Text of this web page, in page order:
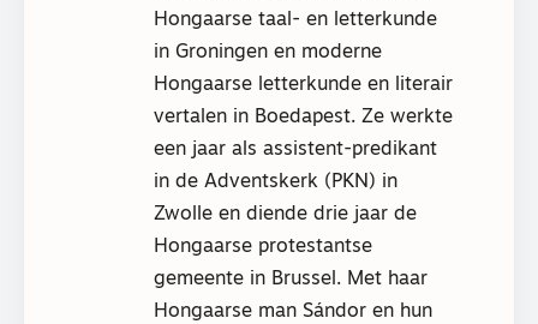
Hongaarse taal- en letterkunde
in Groningen en moderne
Hongaarse letterkunde en literair
vertalen in Boedapest. Ze werkte
een jaar als assistent-predikant
in de Adventskerk (PKN) in
Zwolle en diende drie jaar de
Hongaarse protestantse
gemeente in Brussel. Met haar
Hongaarse man Sándor en hun